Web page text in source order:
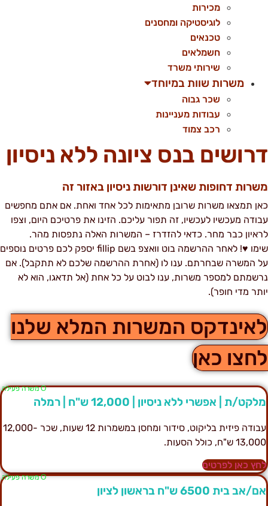
מכירות
לוגיסטיקה ומחסנים
טכנאים
חשמלאים
שירותי משרד
משרות שוות במיוחד
שכר גבוה
עבודות מעניינות
רכב צמוד
בנס ציונה ללא ניסיון
דחופות שאינן דורשות ניסיון באזור זה
תמצאו משרות שרובן מתאימות לכל אחד ואחת. אם אתם מחפשים
מעכשיו לעכשיו, זה תפור עליכם. הזינו את פרטיכם היום, וצפו
כבר מחר. כדאי להזדרז – המשרות האלה נתפסות מהר.
שימו ♥! לאחר ההרשמה בוט וואצפ בשם fillip יספק לכם פרטים נוספים
המשרה שבחרתם. ענו לו (אחרת ההרשמה שלכם לא תתקבל). אם
למספר משרות, ענו לבוט על כל אחת (אל תדאגו, הוא לא
מדי חופר).
המשרות המלא שלנו
כאן
Ο משרה פעילה
ת | אפשרי ללא ניסיון | 12,000 ש"ח | רמלה
עבודה פיזית בליקוט, סידור ומחסן במשמרות 12 שעות, שכר 12,000-
ש"ח, כולל הסעות.
כאן לפרטים
Ο משרה פעילה
אב בית 6500 ש"ח בראשון לציון